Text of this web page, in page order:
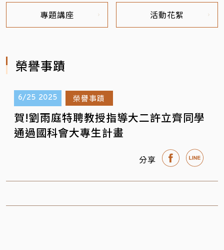
專題講座 活動花絮
榮譽事蹟
6/25 2025 榮譽事蹟
賀!劉雨庭特聘教授指導大二許立齊同學
通過國科會大專生計畫
分享